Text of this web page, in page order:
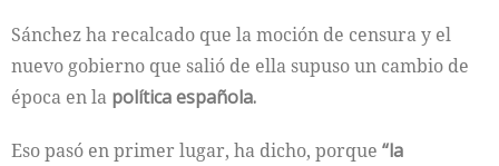
Sánchez ha recalcado que la moción de censura y el
nuevo gobierno que salió de ella supuso un cambio de
época en la política española.
Eso pasó en primer lugar, ha dicho, porque “la